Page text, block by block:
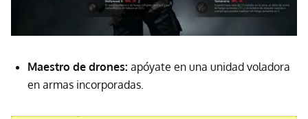
Maestro de drones: apóyate en una unidad voladora
en armas incorporadas.